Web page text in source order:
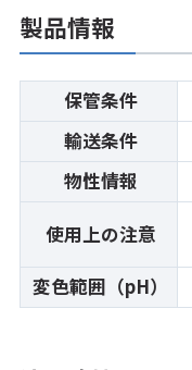
製品情報
保管条件
輸送条件
物性情報
使用上の注意
変色範囲（pH）